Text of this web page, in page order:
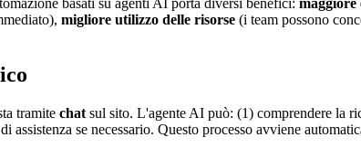
migliore utilizzo delle risorse (i team possono
tramite chat sul sito. L'agente AI può: (1) comprendere la
di assistenza se necessario. Questo processo avviene